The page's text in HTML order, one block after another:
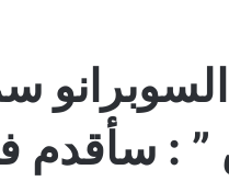
” : سأقدم